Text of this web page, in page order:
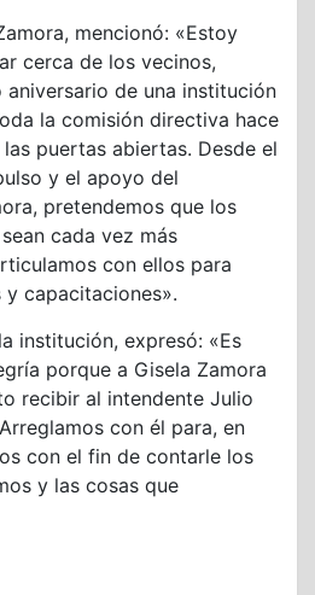
mencionó: «Estoy
cerca de los vecinos,
aniversario de una institución
la comisión directiva hace
puertas abiertas. Desde el
y el apoyo del
pretendemos que los
cada vez más
con ellos para
capacitaciones».
institución, expresó: «Es
porque a Gisela Zamora
recibir al intendente Julio
con él para, en
con el fin de contarle los
y las cosas que